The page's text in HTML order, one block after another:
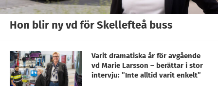
Hon blir ny vd för Skellefteå buss
Varit dramatiska år för avgående
vd Marie Larsson – berättar i stor
intervju: ”Inte alltid varit enkelt”